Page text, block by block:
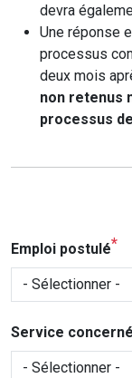
devra
Une réponse
processus
deux mois
non retenus
processus
Emploi postulé
Service concerné